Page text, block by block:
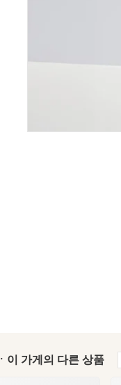
ㆍ이 가게의 다른 상품